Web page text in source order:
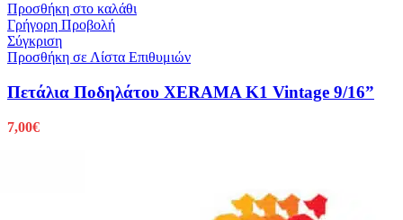
Προσθήκη στο καλάθι
Γρήγορη Προβολή
Σύγκριση
Προσθήκη σε Λίστα Επιθυμιών
Πετάλια Ποδηλάτου XERAMA K1 Vintage 9/16”
7,00€